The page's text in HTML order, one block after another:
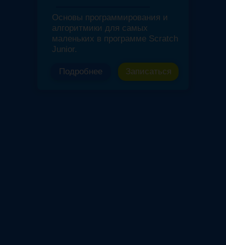
Основы программирования и
алгоритмики для самых
маленьких в программе Scratch
Junior.
Записаться
Подробнее